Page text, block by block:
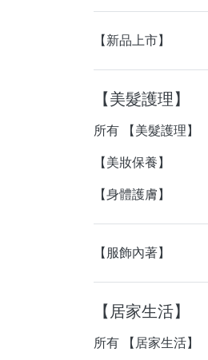
【新品上市】
【美髮護理】
所有 【美髮護理】
【美妝保養】
【身體護膚】
【服飾內著】
【居家生活】
所有 【居家生活】